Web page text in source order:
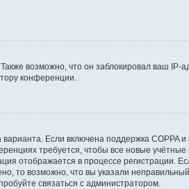
возможно, что он заблокировал ваш IP-
конференции.
Если включена поддержка COPPA и
требуется, чтобы все новые
отображается в процессе регистрации.
то возможно, что вы указали
связаться с администратором.